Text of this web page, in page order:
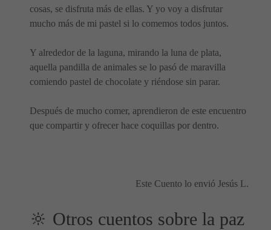
cosas, se disfruta más de ellas. Y yo voy a disfrutar
mucho más de mi pastel si lo comemos todos juntos.
Y alrededor de la laguna, mirando la luna de plata,
aquella pandilla de animales se lo pasó de maravilla
comiendo pastel de chocolate y riéndose sin parar.
Después de mucho comer, aprendieron de este encuentro
que compartir y ofrecer hace coquillas por dentro.
Este Cuento lo envió Jesús L.
🔆 Otros cuentos sobre la paz